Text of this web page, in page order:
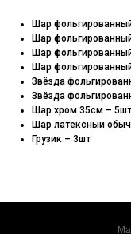
Шар
Шар
Шар
Шар
Звёзда
Звёзда
Шар хром 35см – 5шт
Шар латексный
Грузик – 3шт